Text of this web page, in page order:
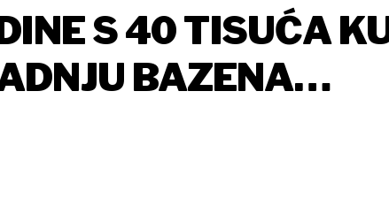
S 40 TISUĆA
BAZENA